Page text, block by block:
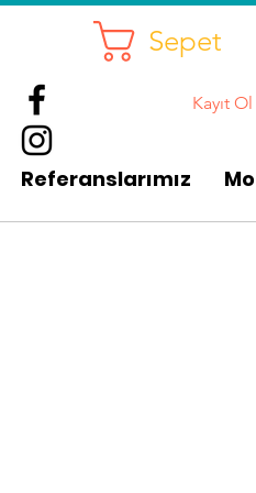
Referanslarımız
Sepet
Kayıt Ol